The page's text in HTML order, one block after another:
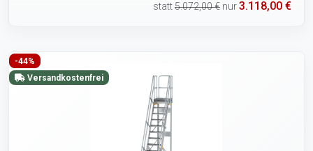
statt5.072,00 € nur3.118,00 €
-44%
Versandkostenfrei